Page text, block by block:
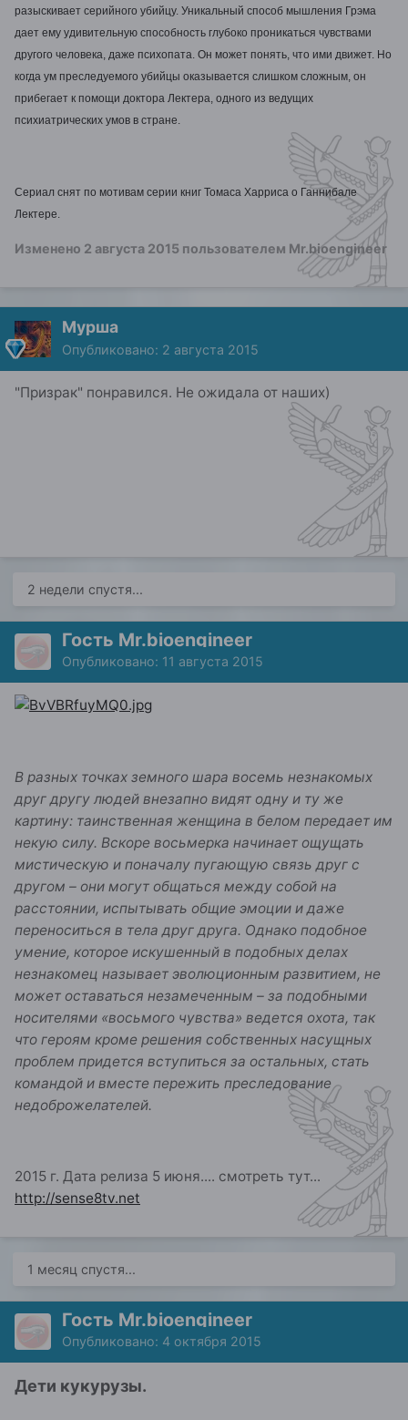
разыскивает серийного убийцу. Уникальный способ мышления Грэма
дает ему удивительную способность глубоко проникаться чувствами
другого человека, даже психопата. Он может понять, что ими движет. Но
когда ум преследуемого убийцы оказывается слишком сложным, он
прибегает к помощи доктора Лектера, одного из ведущих
психиатрических умов в стране.
Сериал снят по мотивам серии книг Томаса Харриса о Ганнибале
Лектере.
Изменено 2 августа 2015 пользователем Mr.bioengineer
Мурша
Опубликовано: 2 августа 2015
"Призрак" понравился. Не ожидала от наших)
2 недели спустя...
Гость Mr.bioengineer
Опубликовано: 11 августа 2015
В разных точках земного шара восемь незнакомых
друг другу людей внезапно видят одну и ту же
картину: таинственная женщина в белом передает им
некую силу. Вскоре восьмерка начинает ощущать
мистическую и поначалу пугающую связь друг с
другом – они могут общаться между собой на
расстоянии, испытывать общие эмоции и даже
переноситься в тела друг друга. Однако подобное
умение, которое искушенный в подобных делах
незнакомец называет эволюционным развитием, не
может оставаться незамеченным – за подобными
носителями «восьмого чувства» ведется охота, так
что героям кроме решения собственных насущных
проблем придется вступиться за остальных, стать
командой и вместе пережить преследование
недоброжелателей.
2015 г. Дата релиза 5 июня.... смотреть тут...
http://sense8tv.net
1 месяц спустя...
Гость Mr.bioengineer
Опубликовано: 4 октября 2015
Дети кукурузы.